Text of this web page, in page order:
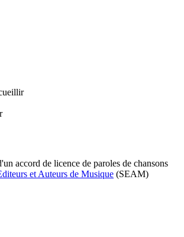
accord de licence de paroles de chansons
et Auteurs de Musique (SEAM)